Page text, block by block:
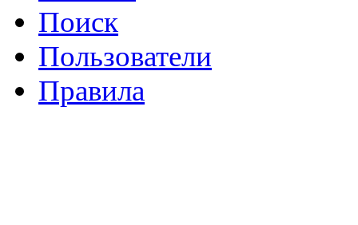
Поиск
Пользователи
Правила